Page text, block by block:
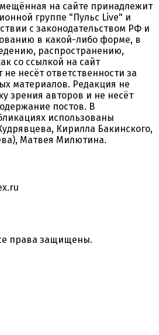
на сайте принадлежит
группе "Пульс Live" и
с законодательством РФ и
в какой-либо форме, в
распространению,
со ссылкой на сайт
не несёт ответственности за
материалов. Редакция не
зрения авторов и не несёт
постов. В
использованы
Кирилла Бакинского,
Матвея Милютина.
права защищены.